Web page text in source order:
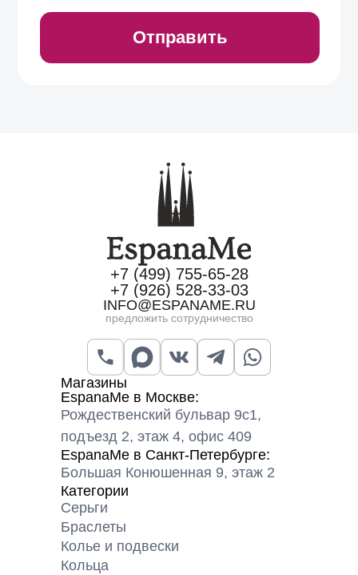
Магазины
EspanaMe в Москве:
Рождественский бульвар 9с1,
подъезд 2, этаж 4, офис 409
EspanaMe в Санкт-Петербурге:
Большая Конюшенная 9, этаж 2
Категории
Серьги
Браслеты
Колье и подвески
Кольца
+7 (499) 755-65-28
+7 (926) 528-33-03
INFO@ESPANAME.RU
предложить сотрудничество